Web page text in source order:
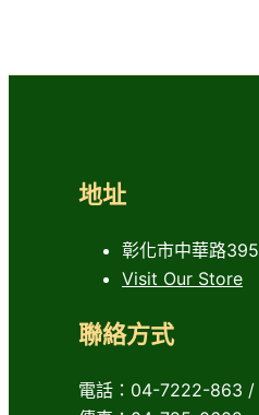
地址
彰化市中華路
Visit Our Store
聯絡方式
電話：04-7222-863